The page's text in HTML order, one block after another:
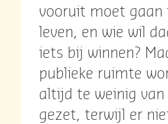
vooruit moet gaan
leven, en wie wil
iets bij winnen?
publieke ruimte
altijd te weinig
gezet, terwijl er